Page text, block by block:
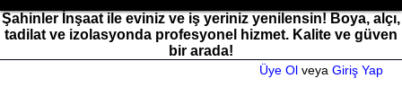
Şahinler İnşaat ile eviniz ve iş yeriniz yenilensin! Boya, alçı,
tadilat ve izolasyonda profesyonel hizmet. Kalite ve güven
bir arada!
Üye Ol veya Giriş Yap